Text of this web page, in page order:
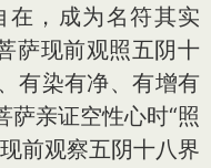
在，成为名符其实
萨现前观照五阴十
有染有净、有增有
萨亲证空性心时“照
前观察五阴十八界